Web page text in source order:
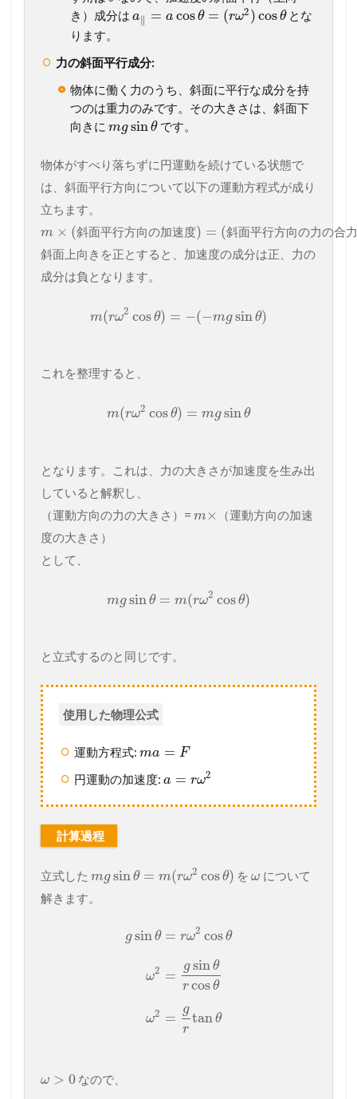
き）成分はa∥ = a cosθ = (rω2 )cos θとな
ります。
力の斜面平行成分:
物体に働く力のうち、斜面に平行な成分を持
つのは重力のみです。その大きさは、斜面下
向きにmg sin θです。
物体がすべり落ちずに円運動を続けている状態で
は、斜面平行方向について以下の運動方程式が成り
立ちます。
m × (斜面平行方向の加速度) = (斜面平行方向の力の合力
斜面上向きを正とすると、加速度の成分は正、力の
成分は負となります。
m(rω2 cosθ) = −(−mgsinθ)
これを整理すると、
m(rω2 cosθ) = mgsinθ
となります。これは、力の大きさが加速度を生み出
していると解釈し、
（運動方向の力の大きさ）= m×
（運動方向の加速
度の大きさ）
として、
mgsinθ = m(rω2 cosθ)
と立式するのと同じです。
使用した物理公式
運動方程式: ma = F
円運動の加速度: a = rω2
計算過程
立式した mgsinθ = m(rω2 cosθ) をω について
解きます。
gsinθ
ω2
ω2
= rω2 cosθ
=
gsinθ
rcosθ
=
g
r
tanθ
ω > 0 なので、